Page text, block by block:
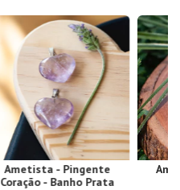
Ametista - Pingente
Coração - Banho Prata